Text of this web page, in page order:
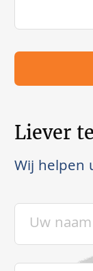
Liever
Wij helpen